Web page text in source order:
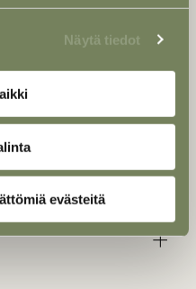
Näytä tiedot
evästeitä